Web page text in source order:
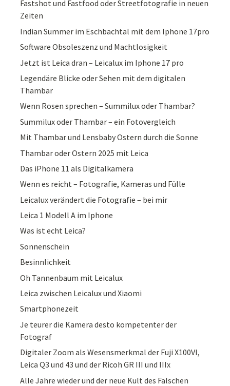
Fastshot und Fastfood oder Streetfotografie in neuen
Zeiten
Indian Summer im Eschbachtal mit dem Iphone 17pro
Software Obsoleszenz und Machtlosigkeit
Jetzt ist Leica dran – Leicalux im Iphone 17 pro
Legendäre Blicke oder Sehen mit dem digitalen
Thambar
Wenn Rosen sprechen – Summilux oder Thambar?
Summilux oder Thambar – ein Fotovergleich
Mit Thambar und Lensbaby Ostern durch die Sonne
Thambar oder Ostern 2025 mit Leica
Das iPhone 11 als Digitalkamera
Wenn es reicht – Fotografie, Kameras und Fülle
Leicalux verändert die Fotografie – bei mir
Leica 1 Modell A im Iphone
Was ist echt Leica?
Sonnenschein
Besinnlichkeit
Oh Tannenbaum mit Leicalux
Leica zwischen Leicalux und Xiaomi
Smartphonezeit
Je teurer die Kamera desto kompetenter der
Fotograf
Digitaler Zoom als Wesensmerkmal der Fuji X100VI,
Leica Q3 und 43 und der Ricoh GR III und IIIx
Alle Jahre wieder und der neue Kult des Falschen